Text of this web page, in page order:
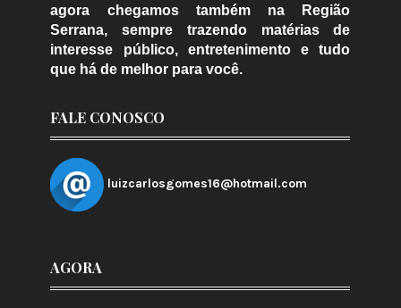
agora chegamos também na Região
Serrana, sempre trazendo matérias de
interesse público, entretenimento e tudo
que há de melhor para você.
FALE CONOSCO
luizcarlosgomes16@hotmail.com
AGORA